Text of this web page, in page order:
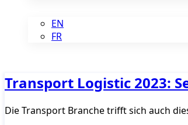
EN
FR
Transport Logistic 2023:
Die Transport Branche trifft sich auch